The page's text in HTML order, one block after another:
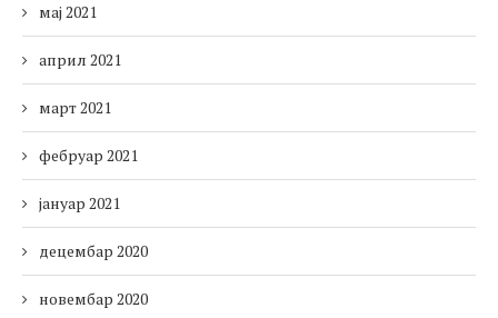
мај 2021
април 2021
март 2021
фебруар 2021
јануар 2021
децембар 2020
новембар 2020